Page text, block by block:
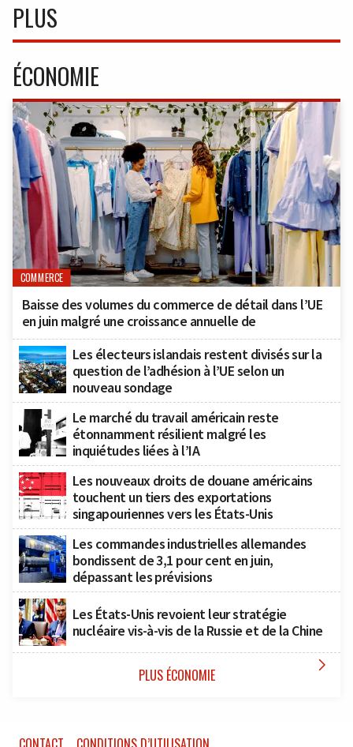
PLUS
ÉCONOMIE
COMMERCE
Baisse des volumes du commerce de détail dans l’UE
en juin malgré une croissance annuelle de
Les électeurs islandais restent divisés sur la
question de l’adhésion à l’UE selon un
nouveau sondage
Le marché du travail américain reste
étonnamment résilient malgré les
inquiétudes liées à l’IA
Les nouveaux droits de douane américains
touchent un tiers des exportations
singapouriennes vers les États-Unis
Les commandes industrielles allemandes
bondissent de 3,1 pour cent en juin,
dépassant les prévisions
Les États-Unis revoient leur stratégie
nucléaire vis-à-vis de la Russie et de la Chine
PLUS ÉCONOMIE 